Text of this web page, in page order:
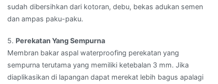
sudah dibersihkan dari kotoran, debu, bekas adukan semen
dan ampas paku-paku.
5. Perekatan Yang Sempurna
Membran bakar aspal waterproofing perekatan yang
sempurna terutama yang memiliki ketebalan 3 mm. Jika
diaplikasikan di lapangan dapat merekat lebih bagus apalagi